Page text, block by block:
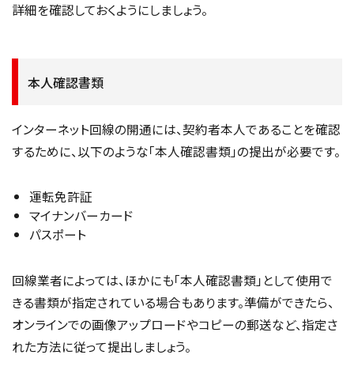
詳細を確認しておくようにしましょう。
本人確認書類
インターネット回線の開通には、契約者本人であることを確認
するために、以下のような「本人確認書類」の提出が必要です。
運転免許証
マイナンバーカード
パスポート
回線業者によっては、ほかにも「本人確認書類」として使用で
きる書類が指定されている場合もあります。準備ができたら、
オンラインでの画像アップロードやコピーの郵送など、指定さ
れた方法に従って提出しましょう。